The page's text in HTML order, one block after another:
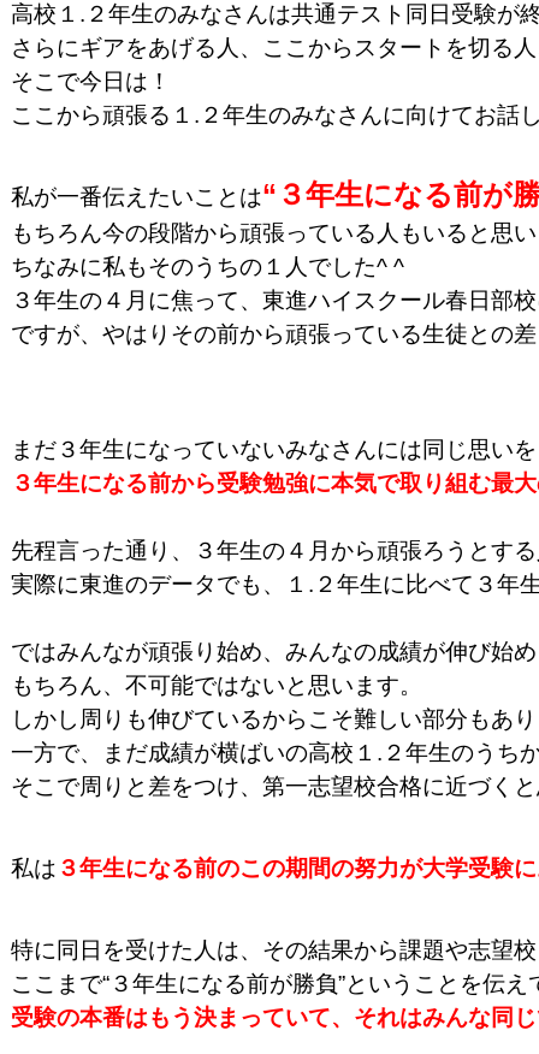
高校１.２年生のみなさんは共通テスト同日受験が
さらにギアをあげる人、ここからスタートを切る
そこで今日は！
ここから頑張る１.２年生のみなさんに向けてお話
私が一番伝えたいことは“３年生になる前が
もちろん今の段階から頑張っている人もいると思
ちなみに私もそのうちの１人でした^ ^
３年生の４月に焦って、東進ハイスクール春日部
ですが、やはりその前から頑張っている生徒との
まだ３年生になっていないみなさんには同じ思い
３年生になる前から受験勉強に本気で取り組む最
先程言った通り、３年生の４月から頑張ろうとす
実際に東進のデータでも、１.２年生に比べて３年
ではみんなが頑張り始め、みんなの成績が伸び始
もちろん、不可能ではないと思います。
しかし周りも伸びているからこそ難しい部分もあ
一方で、まだ成績が横ばいの高校１.２年生のうち
そこで周りと差をつけ、第一志望校合格に近づく
私は ３年生になる前のこの期間の努力が大学受験
特に同日を受けた人は、その結果から課題や志望
ここまで“３年生になる前が勝負”ということを伝
受験の本番はもう決まっていて、それはみんな同